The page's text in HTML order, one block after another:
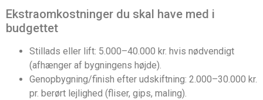
Ekstraomkostninger du skal have med i
budgettet
Stillads eller lift: 5.000–40.000 kr. hvis nødvendigt
(afhænger af bygningens højde).
Genopbygning/finish efter udskiftning: 2.000–30.000 kr.
pr. berørt lejlighed (fliser, gips, maling).